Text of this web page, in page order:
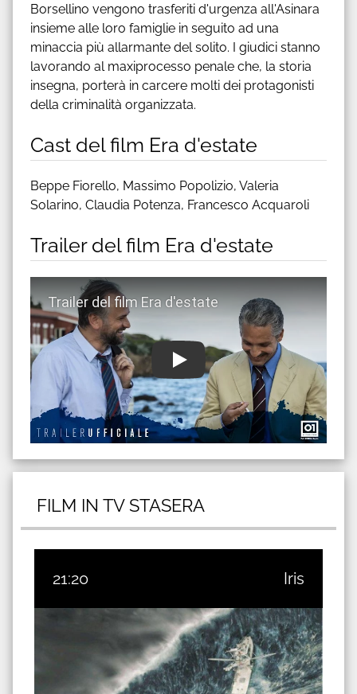
Borsellino vengono trasferiti d'urgenza all'Asinara
insieme alle loro famiglie in seguito ad una
minaccia più allarmante del solito. I giudici stanno
lavorando al maxiprocesso penale che, la storia
insegna, porterà in carcere molti dei protagonisti
della criminalità organizzata.
Cast del film Era d'estate
Beppe Fiorello, Massimo Popolizio, Valeria
Solarino, Claudia Potenza, Francesco Acquaroli
Trailer del film Era d'estate
Guarda trailer del film Era d'estate
FILM IN TV STASERA
21:20 Iris